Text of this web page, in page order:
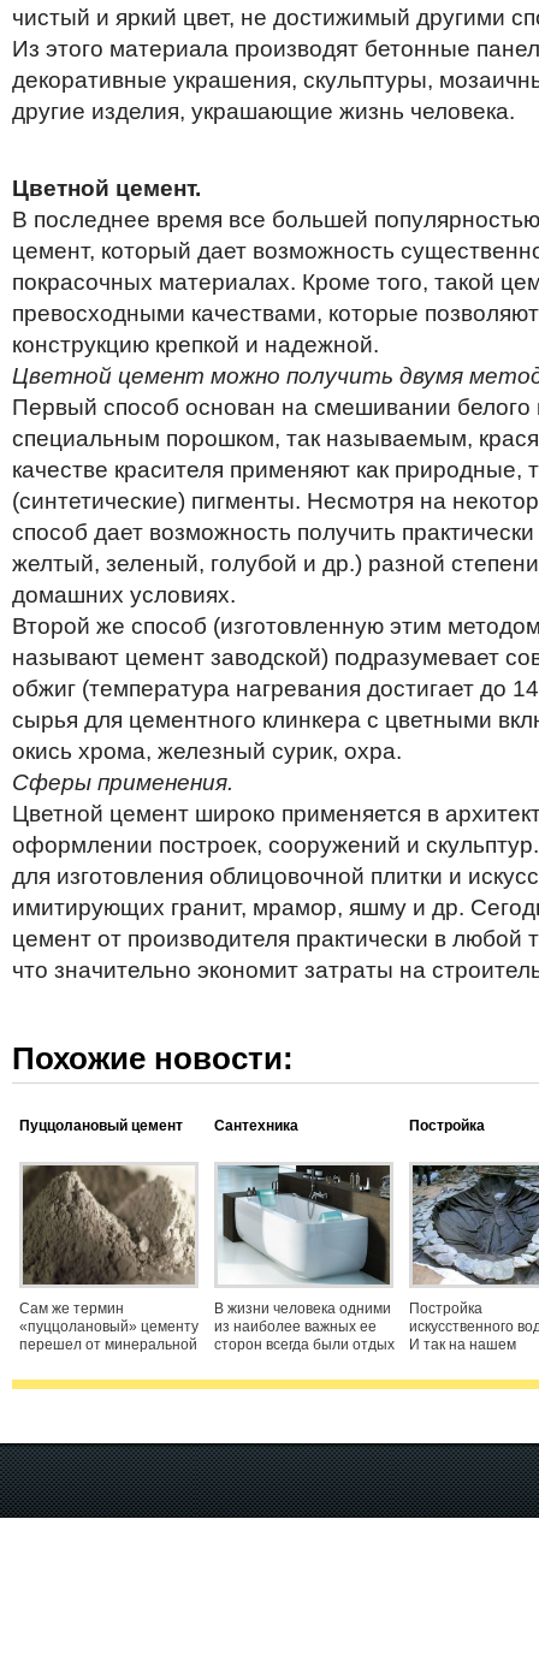
чистый и яркий цвет, не достижимый другими
Из этого материала производят бетонные
декоративные украшения, скульптуры,
другие изделия, украшающие жизнь человека.
Цветной цемент.
В последнее время все большей
цемент, который дает возможность
покрасочных материалах. Кроме того, такой
превосходными качествами, которые
конструкцию крепкой и надежной.
Цветной цемент можно получить двумя
Первый способ основан на смешивании белого
специальным порошком, так называемым,
качестве красителя применяют как природные,
(синтетические) пигменты. Несмотря на
способ дает возможность получить
желтый, зеленый, голубой и др.) разной
домашних условиях.
Второй же способ (изготовленную этим
называют цемент заводской) подразумевает
обжиг (температура нагревания достигает до
сырья для цементного клинкера с цветными
окись хрома, железный сурик, охра.
Сферы применения.
Цветной цемент широко применяется в
оформлении построек, сооружений и
для изготовления облицовочной плитки и
имитирующих гранит, мрамор, яшму и др.
цемент от производителя практически в любой
что значительно экономит затраты на
Похожие новости:
Пуццолановый цемент
Сам же термин
«пуццолановый» цементу
перешел от минеральной
называется пуццолана.
время была
Сантехника
В жизни человека одними
из наиболее важных ее
сторон всегда были отдых
Разнообразная
идеальный вариант
хорошего проведения
Постройка
Постройка
искусственного
И так на нашем
построена
«Постройка
этого мало.